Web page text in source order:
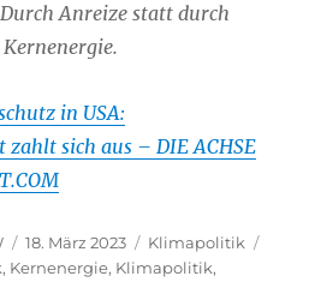
Anreize statt durch
in USA:
sich aus – DIE ACHSE
Veröffentlicht
am
18. März 2023 Kategorien
Klimapolitik
, Kernenergie, Klimapolitik,